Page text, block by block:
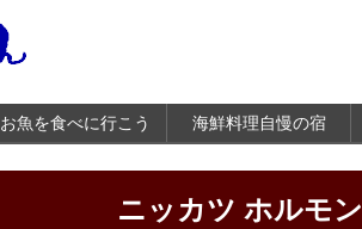
お魚を食べに行こう 海鮮料理自慢の宿
ニッカツ ホルモン